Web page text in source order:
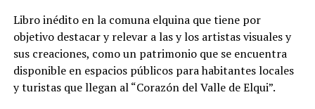
Libro inédito en la comuna elquina que tiene por
objetivo destacar y relevar a las y los artistas visuales y
sus creaciones, como un patrimonio que se encuentra
disponible en espacios públicos para habitantes locales
y turistas que llegan al “Corazón del Valle de Elqui”.